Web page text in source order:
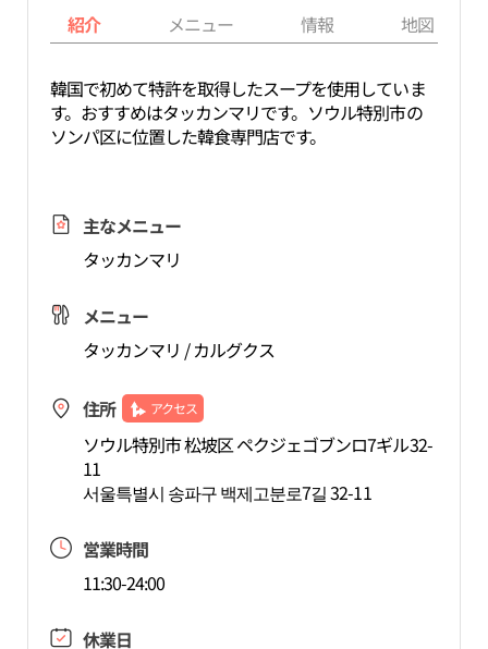
紹介 メニュー 情報 地図
韓国で初めて特許を取得したスープを使用していま
す。おすすめはタッカンマリです。ソウル特別市の
ソンパ区に位置した韓食専門店です。
主なメニュー
タッカンマリ
メニュー
タッカンマリ / カルグクス
住所 アクセス
ソウル特別市 松坡区 ペクジェゴブンロ7ギル32-
11
서울특별시 송파구 백제고분로7길 32-11
営業時間
11:30-24:00
休業日